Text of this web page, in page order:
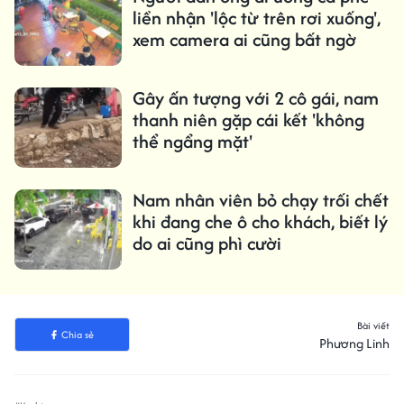
liền nhận 'lộc từ trên rơi xuống',
xem camera ai cũng bất ngờ
Gây ấn tượng với 2 cô gái, nam
thanh niên gặp cái kết 'không
thể ngẩng mặt'
Nam nhân viên bỏ chạy trối chết
khi đang che ô cho khách, biết lý
do ai cũng phì cười
Chia sẻ
Bài viết
Phương Linh